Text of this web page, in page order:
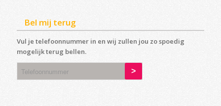
Bel mij terug
Vul je telefoonnummer in en wij zullen jou zo spoedig
mogelijk terug bellen.